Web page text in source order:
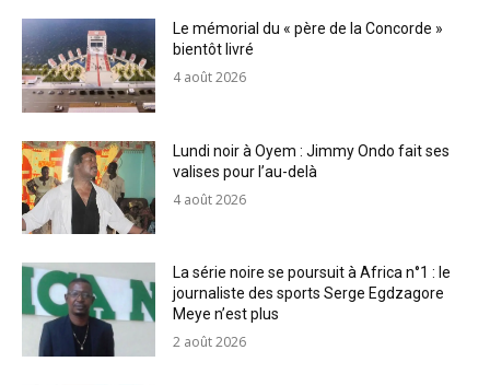
Le mémorial du « père de la Concorde »
bientôt livré
4 août 2026
Lundi noir à Oyem : Jimmy Ondo fait ses
valises pour l’au-delà
4 août 2026
La série noire se poursuit à Africa n°1 : le
journaliste des sports Serge Egdzagore
Meye n’est plus
2 août 2026